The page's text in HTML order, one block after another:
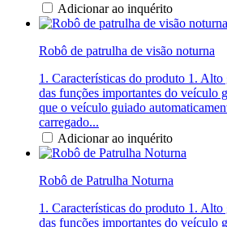
Adicionar ao inquérito
Robô de patrulha de visão noturna
1. Características do produto 1. Alto
das funções importantes do veículo
que o veículo guiado
carregado...
Adicionar ao inquérito
Robô de Patrulha Noturna
1. Características do produto 1. Alto
das funções importantes do veículo